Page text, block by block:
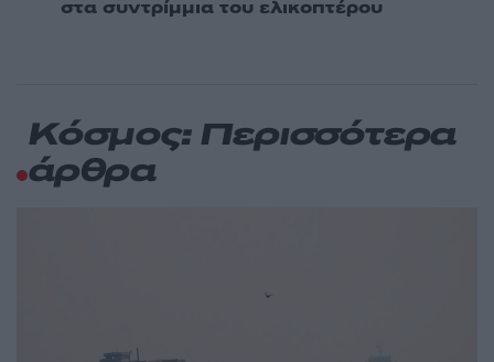
στα συντρίμμια του ελικοπτέρου
Κόσμος: Περισσότερα
άρθρα